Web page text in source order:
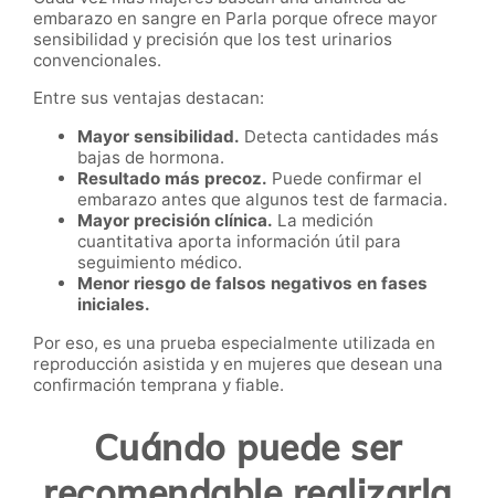
embarazo en sangre en Parla porque ofrece mayor
sensibilidad y precisión que los test urinarios
convencionales.
Entre sus ventajas destacan:
Mayor sensibilidad. Detecta cantidades más
bajas de hormona.
Resultado más precoz. Puede confirmar el
embarazo antes que algunos test de farmacia.
Mayor precisión clínica. La medición
cuantitativa aporta información útil para
seguimiento médico.
Menor riesgo de falsos negativos en fases
iniciales.
Por eso, es una prueba especialmente utilizada en
reproducción asistida y en mujeres que desean una
confirmación temprana y fiable.
Cuándo puede ser